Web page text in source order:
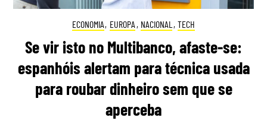
ECONOMIA, EUROPA , NACIONAL , TECH
Se vir isto no Multibanco, afaste-se:
espanhóis alertam para técnica usada
para roubar dinheiro sem que se
aperceba